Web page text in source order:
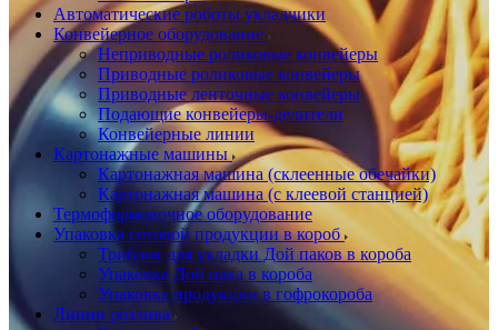
Автоматические роботы укладчики
Конвейерное оборудование
Неприводные роликовые конвейеры
Приводные роликовые конвейеры
Приводные ленточные конвейеры
Подающие конвейеры-делители
Конвейерные линии
Картонажные машины
Картонажная машина (склеенные обечайки)
Картонажная машина (с клеевой станцией)
Термоформовочное оборудование
Упаковка готовой продукции в короб
Триблок для укладки Дой паков в короба
Упаковка Дой пака в короба
Упаковка продукции в гофрокороба
Линии розлива